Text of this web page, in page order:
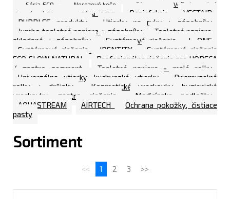
Séria ECO
Nerezové koše Rôzne
Veľkokapacitné
zberné nádoby
Séria SORT Dezinfekcia
VECTAIR
BUBBLES produkty
Utierky na ruky + zásobníky
Jumbo toaletné papiere + zásobníky
Toaletné papiere -
skladané + zásobníky
Systémové riešenie - L ONE
Systémové riešenie - IDENTITY
Systémové riešenie
ECO FLOW NATURAL
Profesionálne riešenie pre HORECA
/ gastro segment
Toaletné papiere - malé rolky
Univerzálne utierky, kuchynské utierky
Priemyselné
rolky + držiaky
Kozmetické vreckovky, hygienické
vreckovky, gastro riešenie
Medicínske podložky
AQUASTREAM
AIRTECH
Ochrana pokožky, čistiace
pasty
Sortiment
<< 1 2 3 >>